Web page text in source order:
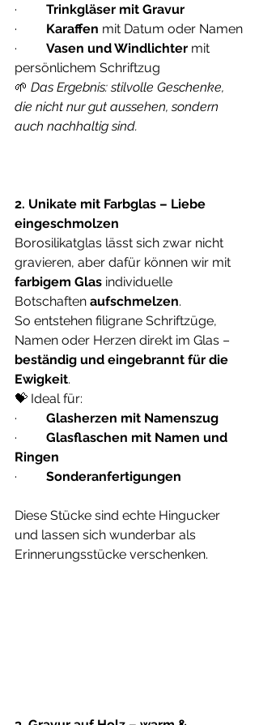
· Trinkgläser mit Gravur
· Karaffen mit Datum oder Namen
· Vasen und Windlichter mit
persönlichem Schriftzug
🌱 Das Ergebnis: stilvolle Geschenke,
die nicht nur gut aussehen, sondern
auch nachhaltig sind.
2. Unikate mit Farbglas – Liebe
eingeschmolzen
Borosilikatglas lässt sich zwar nicht
gravieren, aber dafür können wir mit
farbigem Glas individuelle
Botschaften aufschmelzen.
So entstehen filigrane Schriftzüge,
Namen oder Herzen direkt im Glas –
beständig und eingebrannt für die
Ewigkeit.
💝 Ideal für:
· Glasherzen mit Namenszug
· Glasflaschen mit Namen und
Ringen
· Sonderanfertigungen
Diese Stücke sind echte Hingucker
und lassen sich wunderbar als
Erinnerungsstücke verschenken.